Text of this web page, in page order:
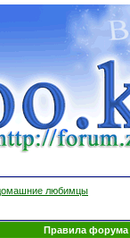
любимцы
Правила форума